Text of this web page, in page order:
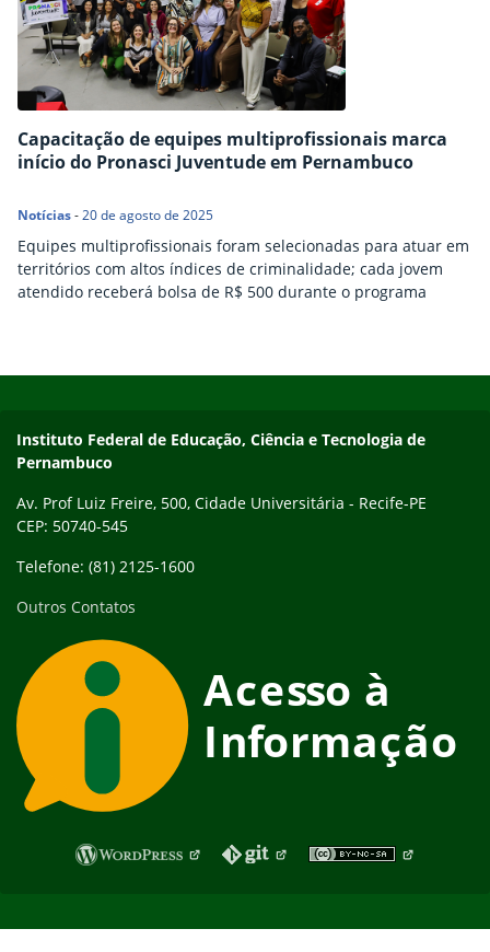
Capacitação de equipes multiprofissionais marca
início do Pronasci Juventude em Pernambuco
Notícias-20 de agosto de 2025
Equipes multiprofissionais foram selecionadas para atuar em
territórios com altos índices de criminalidade; cada jovem
atendido receberá bolsa de R$ 500 durante o programa
Instituto Federal de Educação, Ciência e Tecnologia de
Pernambuco
Av. Prof Luiz Freire, 500, Cidade Universitária - Recife-PE
CEP: 50740-545
Telefone: (81) 2125-1600
Outros Contatos